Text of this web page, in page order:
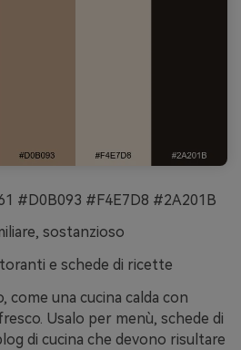
#D0B093 #F4E7D8 #2A201B
sostanzioso
e schede di ricette
come una cucina calda con
Usalo per menù, schede di
di cucina che devono risultare